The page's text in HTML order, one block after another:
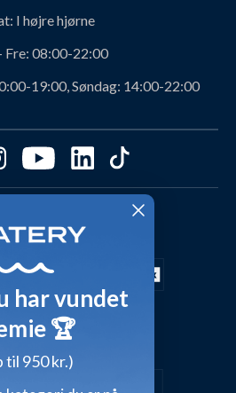
og ombytning
Rabatkoder
fra Watery
& præferencer
studio
fra kunder
et gavekort
produkter
bag Watery
aftaler
program
hos Watery
stillede spørgsmål
Presse
fra eksperter (Blog)
I højre hjørne
Fre: 08:00-22:00
19:00, Søndag: 14:00-22:00
levering med
betaling med
har vundet
🏆
til 950 kr.)